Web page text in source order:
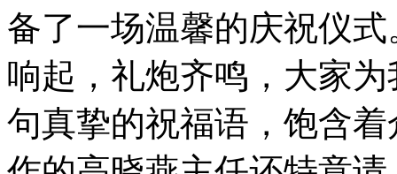
备了一场温馨的庆祝仪
响起，礼炮齐鸣，大家
句真挚的祝福语，饱含